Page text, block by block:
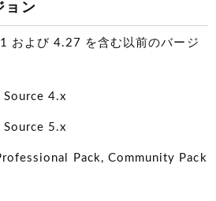
ョン
および 4.27 を含む以前のバージ
4.x
5.x
Pack, Community Pack